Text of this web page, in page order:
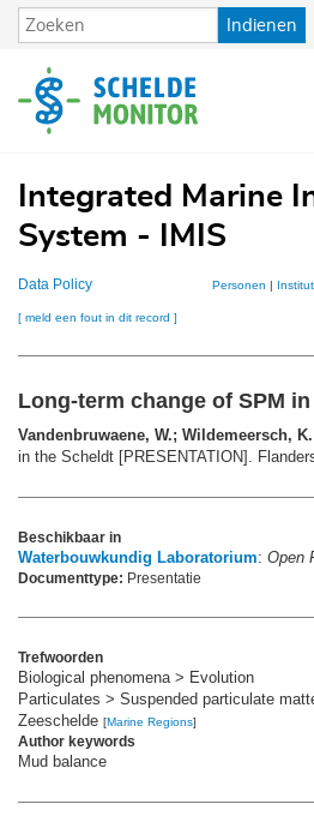
Overslaan
en
de
inhoud
Indienen
Integrated Marine
System - IMIS
Data Policy Personen |
[ meld een fout in dit record ]
Long-term change of SPM
Vandenbruwaene, W.; Wildemeersch,
in the Scheldt [PRESENTATION].
Beschikbaar in
Waterbouwkundig Laboratorium: Open
Documenttype: Presentatie
Trefwoorden
Biological phenomena > Evolution
Particulates > Suspended particulate
Zeeschelde [Marine Regions]
Author keywords
Mud balance